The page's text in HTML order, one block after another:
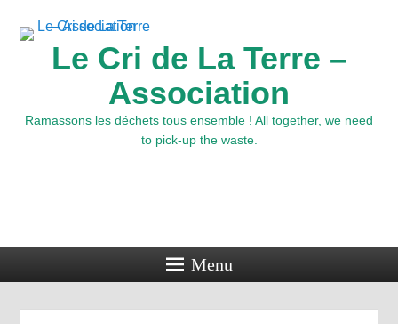
Le Cri de La Terre –
Association
Ramassons les déchets tous ensemble ! All together, we need
to pick-up the waste.
Menu